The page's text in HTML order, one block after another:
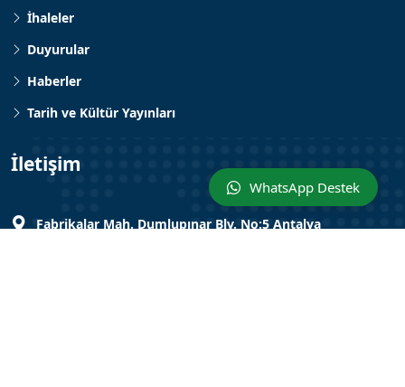
WhatsApp Destek
İhaleler
Duyurular
Haberler
Tarih ve Kültür Yayınları
İletişim
Fabrikalar Mah. Dumlupınar Blv. No:5 Antalya